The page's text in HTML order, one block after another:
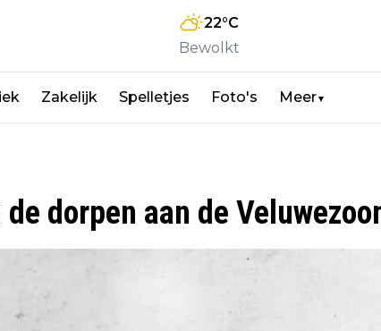
22°C
Bewolkt
Zakelijk Spelletjes Foto's Meer▼
dorpen aan de